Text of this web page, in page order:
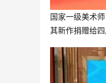
国家一级美术
其新作捐赠给